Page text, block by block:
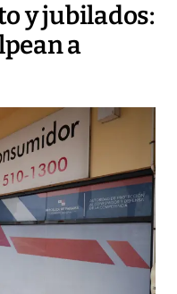
y jubilados:
a